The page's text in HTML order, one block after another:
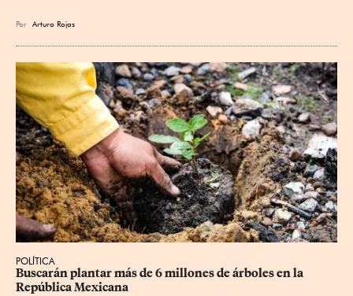
Por Arturo Rojas
POLÍTICA
Buscarán plantar más de 6 millones de árboles en la
República Mexicana